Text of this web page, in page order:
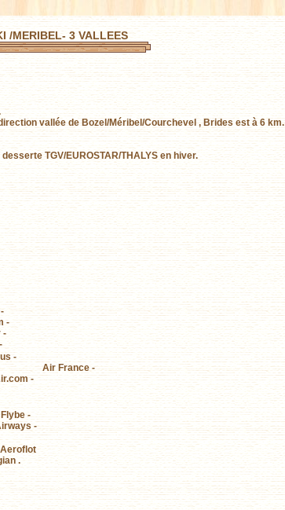
/MERIBEL- 3 VALLEES
vallée de Bozel/Méribel/Courchevel , Brides est à 6 km.
TGV/EUROSTAR/THALYS en hiver.
-
-
-
-
Air France -
-
-
Aeroflot
.